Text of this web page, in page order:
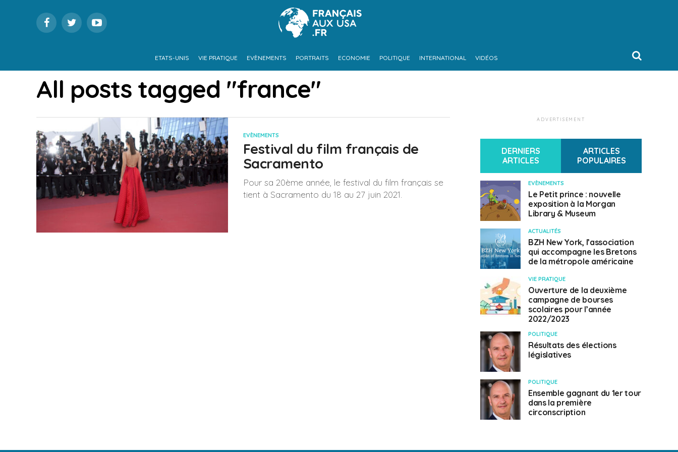
ETATS-UNIS VIE PRATIQUE EVÈNEMENTS PORTRAITS ECONOMIE POLITIQUE INTERNATIONAL VIDÉOS
All posts tagged "france"
EVÈNEMENTS
Festival du film français de
Sacramento
Pour sa 20ème année, le festival du film français se
tient à Sacramento du 18 au 27 juin 2021.
ADVERTISEMENT
DERNIERS
ARTICLES
ARTICLES
POPULAIRES
EVÈNEMENTS
Le Petit prince : nouvelle
exposition à la Morgan
Library & Museum
ACTUALITÉS
BZH New York, l’association
qui accompagne les Bretons
de la métropole américaine
VIE PRATIQUE
Ouverture de la deuxième
campagne de bourses
scolaires pour l’année
2022/2023
POLITIQUE
Résultats des élections
législatives
POLITIQUE
Ensemble gagnant du 1er tour
dans la première
circonscription